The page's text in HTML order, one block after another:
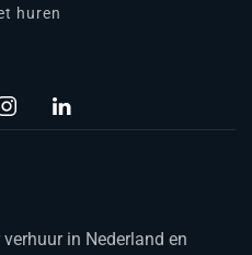
huren
in Nederland en